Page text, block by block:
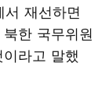
재선하면
한 국무위원
라고 말했